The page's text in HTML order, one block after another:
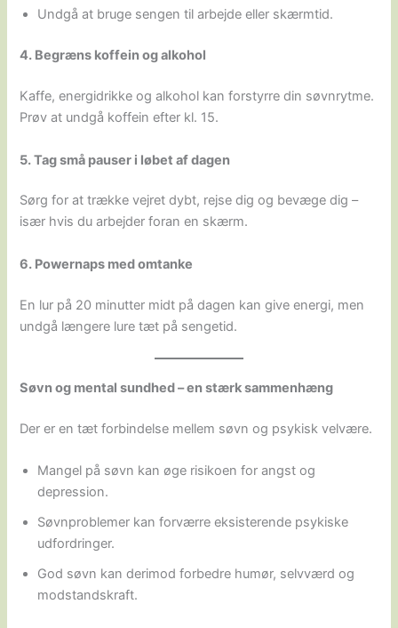
Undgå at bruge sengen til arbejde eller skærmtid.
4. Begræns koffein og alkohol
Kaffe, energidrikke og alkohol kan forstyrre din søvnrytme.
Prøv at undgå koffein efter kl. 15.
5. Tag små pauser i løbet af dagen
Sørg for at trække vejret dybt, rejse dig og bevæge dig –
især hvis du arbejder foran en skærm.
6. Powernaps med omtanke
En lur på 20 minutter midt på dagen kan give energi, men
undgå længere lure tæt på sengetid.
Søvn og mental sundhed – en stærk sammenhæng
Der er en tæt forbindelse mellem søvn og psykisk velvære.
Mangel på søvn kan øge risikoen for angst og
depression.
Søvnproblemer kan forværre eksisterende psykiske
udfordringer.
God søvn kan derimod forbedre humør, selvværd og
modstandskraft.